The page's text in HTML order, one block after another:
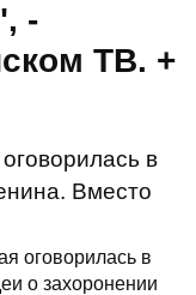
-
ТВ. +
в
Вместо
оговорилась в
о захоронении